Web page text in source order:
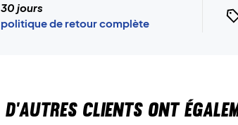
30 jours
politique de retour complète
D'AUTRES CLIENTS ONT